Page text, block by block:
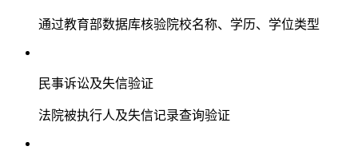
通过教育部数据库核验院校名称、学历、学位类型
民事诉讼及失信验证
法院被执行人及失信记录查询验证